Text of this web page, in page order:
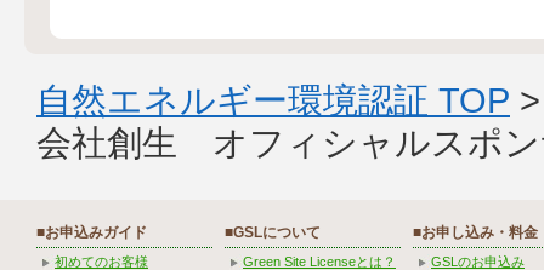
自然エネルギー環境認証 TOP
会社創生 オフィシャルスポン
■お申込みガイド
初めてのお客様
■GSLについて
Green Site Licenseとは？
■お申し込み・料金
GSLのお申込み